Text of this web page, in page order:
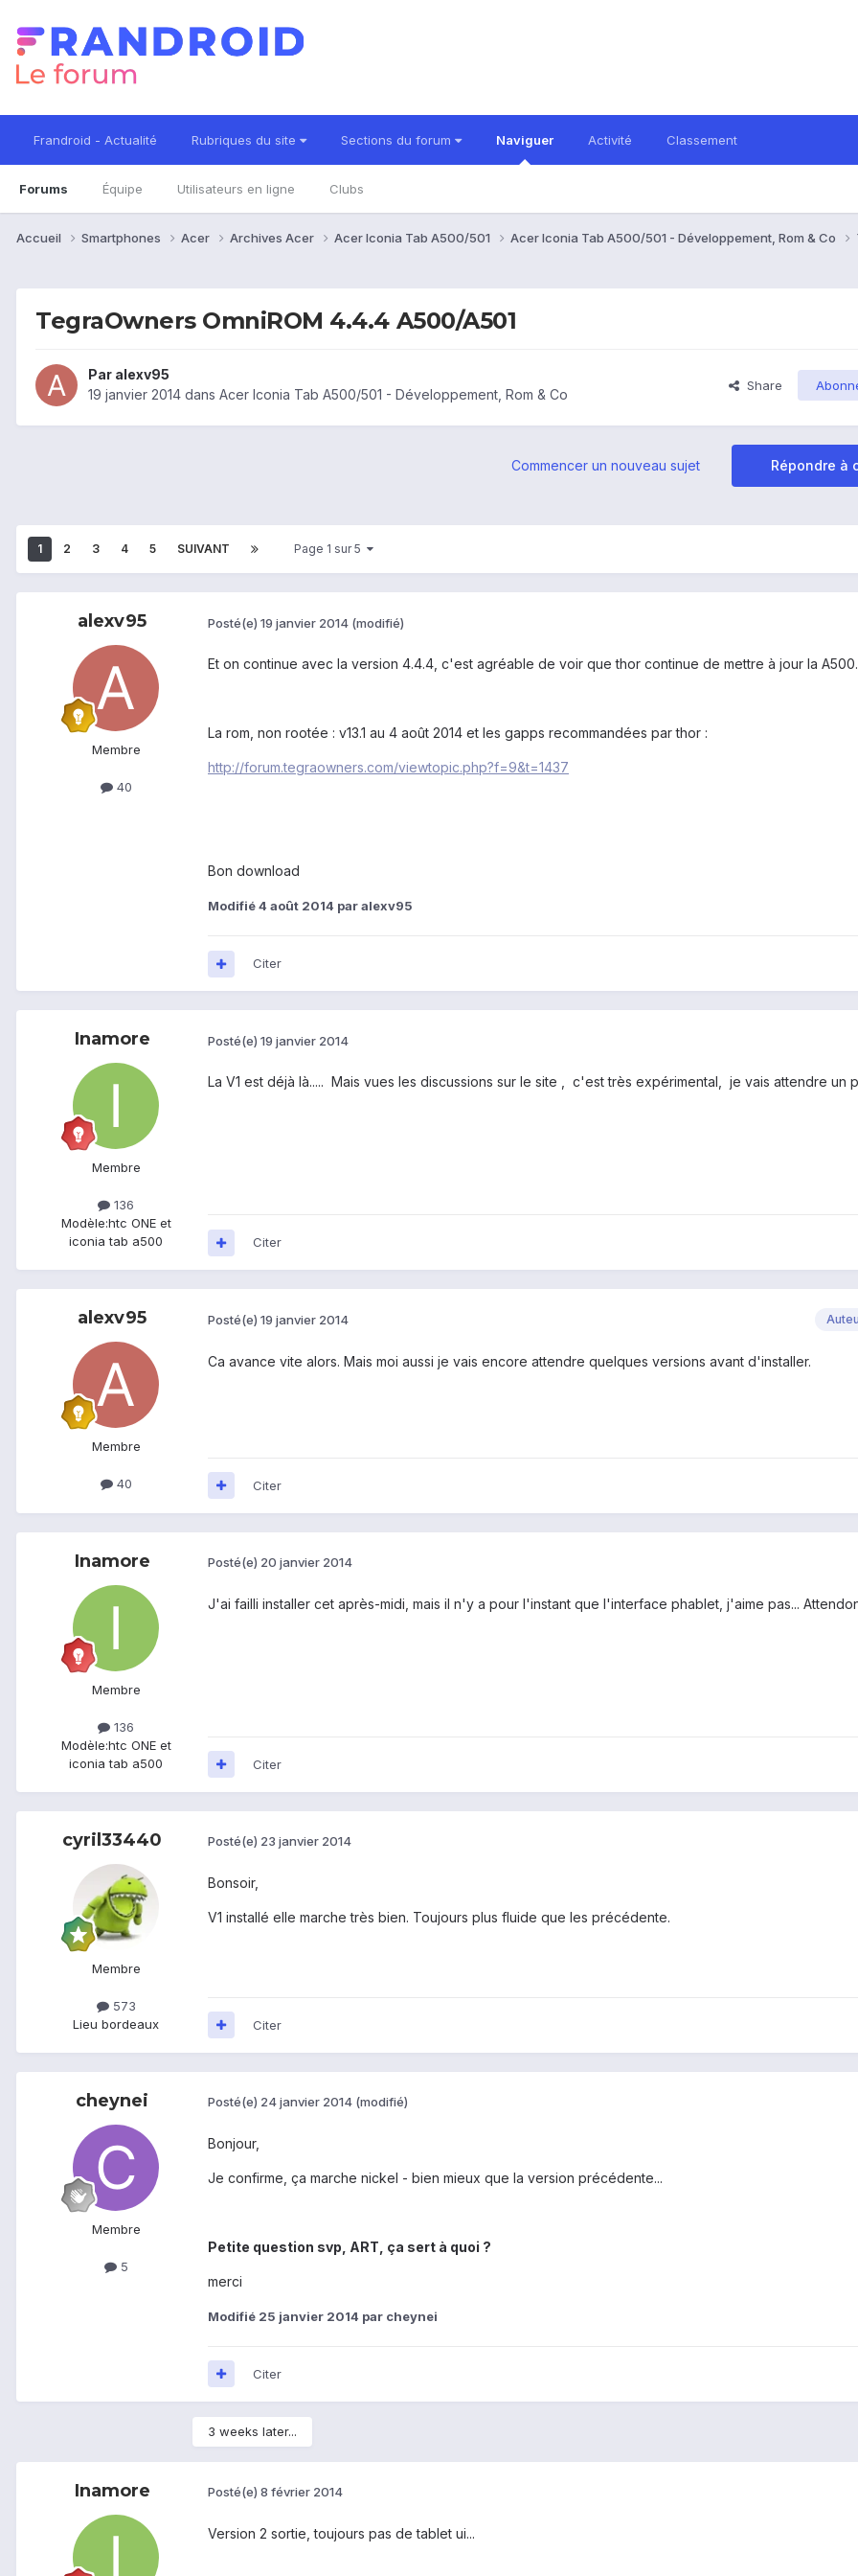
Frandroid - Actualité Rubriques du site Sections du forum Naviguer
Forums Équipe Utilisateurs en ligne Clubs
Activité Classement
Accueil Smartphones Acer Archives Acer Acer Iconia Tab A500/501 Acer Iconia Tab A500/501 - Développement, Rom & Co
TegraOwners OmniROM 4.4.4 A500/A501
Par alexv95
19 janvier 2014 dans Acer Iconia Tab A500/501 - Développement, Rom & Co
Share
Répondre à
Commencer un nouveau sujet
1 2 3 4 5 SUIVANT Page 1 sur 5
alexv95
Membre
40
Posté(e) 19 janvier 2014 (modifié)
Et on continue avec la version 4.4.4, c'est agréable de voir que thor continue de mettre à jour la A500.
La rom, non rootée : v13.1 au 4 août 2014 et les gapps recommandées par thor :
http://forum.tegraowners.com/viewtopic.php?f=9&t=1437
Bon download
Modifié4 août 2014 par alexv95
Citer
Inamore
Membre
136
Modèle:htc ONE et
iconia tab a500
Posté(e) 19 janvier 2014
La V1 est déjà là..... Mais vues les discussions sur le site , c'est très expérimental, je vais attendre un
Citer
alexv95
Membre
40
Posté(e) 19 janvier 2014
Ca avance vite alors. Mais moi aussi je vais encore attendre quelques versions avant d'installer.
Citer
Inamore
Membre
136
Modèle:htc ONE et
iconia tab a500
Posté(e) 20 janvier 2014
J'ai failli installer cet après-midi, mais il n'y a pour l'instant que l'interface phablet, j'aime pas...
Citer
cyril33440
Membre
573
Lieu bordeaux
Posté(e) 23 janvier 2014
Bonsoir,
V1 installé elle marche très bien. Toujours plus fluide que les précédente.
Citer
cheynei
Membre
5
Posté(e) 24 janvier 2014 (modifié)
Bonjour,
Je confirme, ça marche nickel - bien mieux que la version précédente...
Petite question svp, ART, ça sert à quoi ?
merci
Modifié 25 janvier 2014 par cheynei
Citer
3 weeks later...
Inamore Posté(e) 8 février 2014
Version 2 sortie, toujours pas de tablet ui...